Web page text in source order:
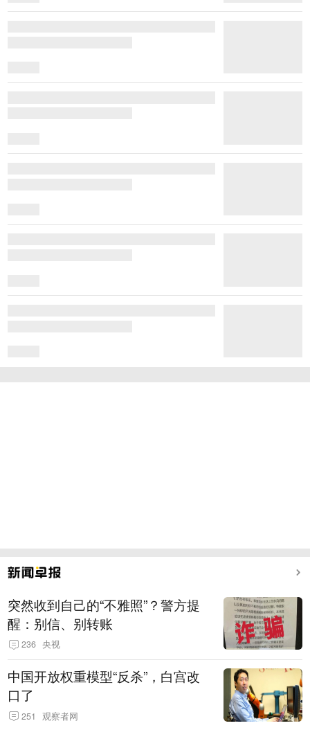
突然收到自己的“不雅照”？警方提
醒：别信、别转账
236 央视
中国开放权重模型“反杀”，白宫改
口了
251 观察者网